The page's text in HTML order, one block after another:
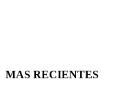
MAS RECIENTES